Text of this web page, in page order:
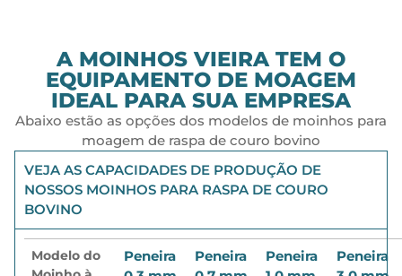
A MOINHOS VIEIRA TEM O
EQUIPAMENTO DE MOAGEM
IDEAL PARA SUA EMPRESA
Abaixo estão as opções dos modelos de moinhos para
moagem de raspa de couro bovino
VEJA AS CAPACIDADES DE PRODUÇÃO DE
NOSSOS MOINHOS PARA RASPA DE COURO
BOVINO
Modelo do
Peneira
Peneira
Peneira
Peneira